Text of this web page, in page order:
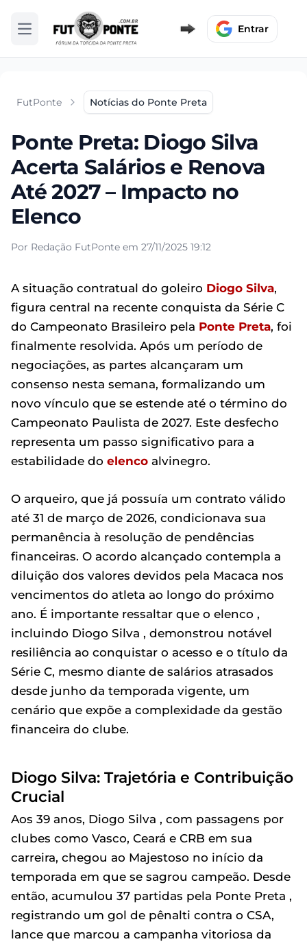
Abrir menu Entrar
FutPonte Notícias do Ponte Preta
Ponte Preta: Diogo Silva
Acerta Salários e Renova
Até 2027 – Impacto no
Elenco
Por Redação FutPonte em 27/11/2025 19:12
A situação contratual do goleiro Diogo Silva,
figura central na recente conquista da Série C
do Campeonato Brasileiro pela Ponte Preta, foi
finalmente resolvida. Após um período de
negociações, as partes alcançaram um
consenso nesta semana, formalizando um
novo vínculo que se estende até o término do
Campeonato Paulista de 2027. Este desfecho
representa um passo significativo para a
estabilidade do elenco alvinegro.
O arqueiro, que já possuía um contrato válido
até 31 de março de 2026, condicionava sua
permanência à resolução de pendências
financeiras. O acordo alcançado contempla a
diluição dos valores devidos pela Macaca nos
vencimentos do atleta ao longo do próximo
ano. É importante ressaltar que o elenco ,
incluindo Diogo Silva , demonstrou notável
resiliência ao conquistar o acesso e o título da
Série C, mesmo diante de salários atrasados
desde junho da temporada vigente, um
cenário que expõe a complexidade da gestão
financeira do clube.
Diogo Silva: Trajetória e Contribuição
Crucial
Aos 39 anos, Diogo Silva , com passagens por
clubes como Vasco, Ceará e CRB em sua
carreira, chegou ao Majestoso no início da
temporada em que se sagrou campeão. Desde
então, acumulou 37 partidas pela Ponte Preta ,
registrando um gol de pênalti contra o CSA,
lance que marcou a campanha vitoriosa da